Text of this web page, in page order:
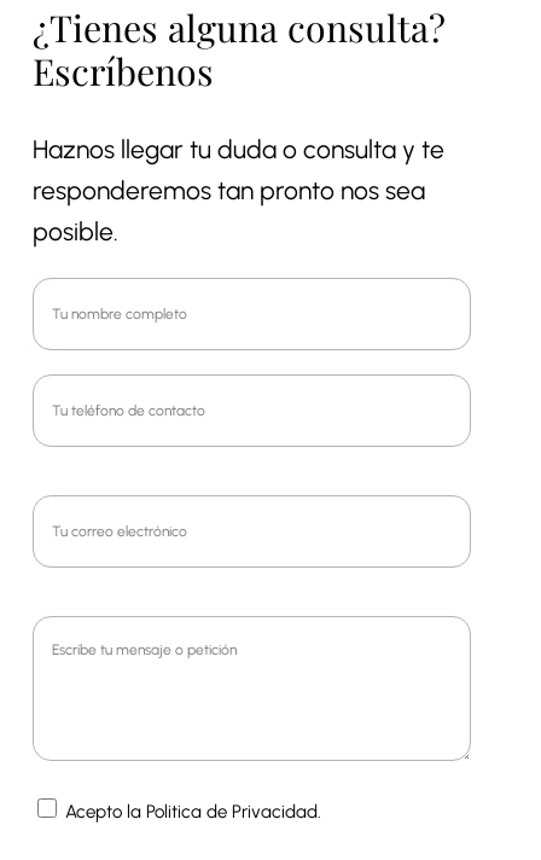
¿Tienes alguna consulta?
Escríbenos
Haznos llegar tu duda o consulta y te
responderemos tan pronto nos sea
posible.
Acepto la Politica de Privacidad.